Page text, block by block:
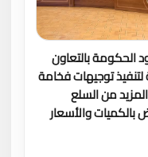
الحكومة بالتعاون
توجيهات فخامة
من السلع
والأسعار